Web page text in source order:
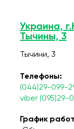
Украина,
Тычины, 3
Тычини, 3
Телефоны:
(044)29-099-
viber (095)29-
График